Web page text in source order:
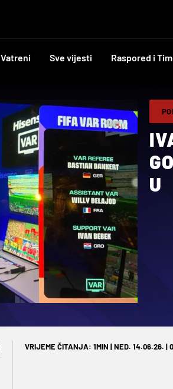
Vatreni Sve vijesti Raspored i
U
VRIJEME ČITANJA: 1MIN | NED. 14.06.26. |